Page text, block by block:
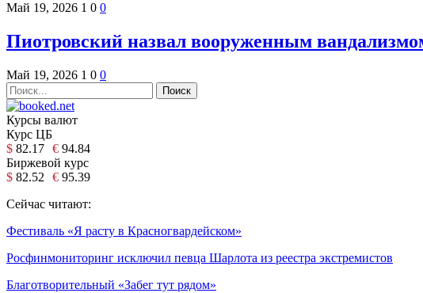
Май 19, 2026 1 0 0
Пиотровский назвал вооруженным
Май 19, 2026 1 0 0
Курсы валют
Курс ЦБ
$ 82.17 € 94.84
Биржевой курс
$ 82.52 € 95.39
Сейчас читают:
Фестиваль «Я расту в Красногвардейском»
Росфинмониторинг исключил певца Шарлота из реестра экстремистов
Благотворительный «Забег тут рядом»